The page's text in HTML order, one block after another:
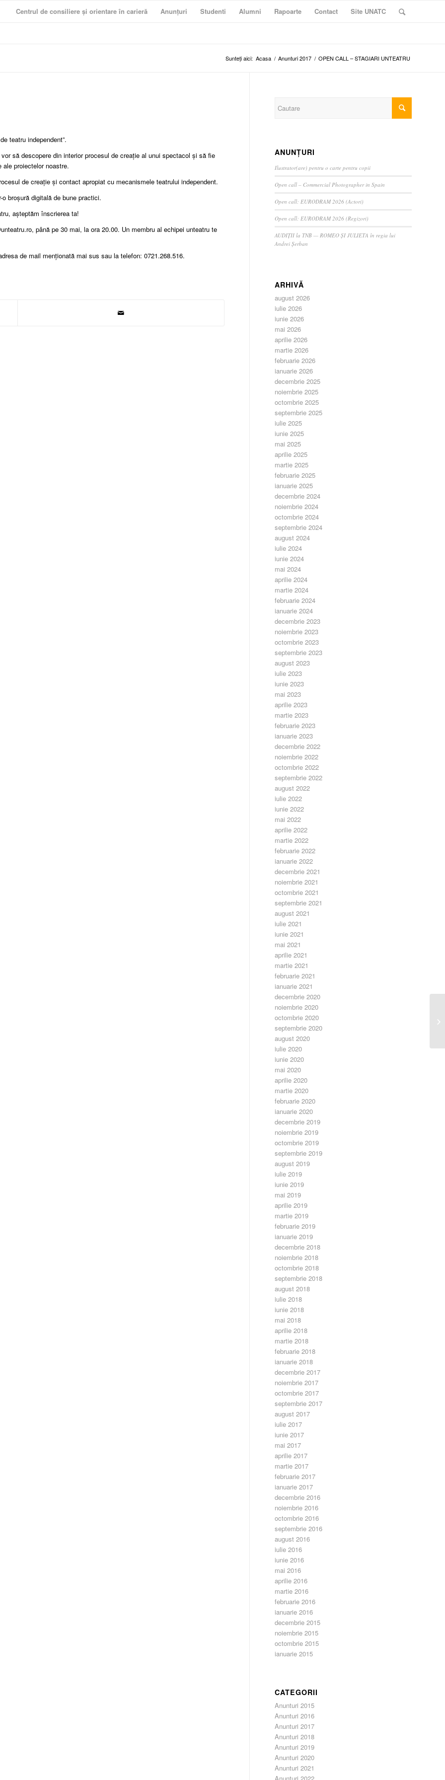
Centrul de consiliere și orientare în carieră Anunțuri Studenti Alumni Rapoarte Contact Site UNATC
Sunteți aici: Acasa / Anunturi 2017 / OPEN CALL – STAGIARI UNTEATRU
teatru independent”.
să descopere din interior procesul de creație al unui spectacol și să fie
proiectelor noastre.
de creație și contact apropiat cu mecanismele teatrului independent.
broșură digitală de bune practici.
așteptăm înscrierea ta!
până pe 30 mai, la ora 20.00. Un membru al echipei unteatru te
de mail menționată mai sus sau la telefon: 0721.268.516.
ANUNȚURI
Ilustrator(are) pentru o carte pentru copii
Open call – Commercial Photographer in Spain
Open call: EURODRAM 2026 (Actori)
Open call: EURODRAM 2026 (Regizori)
AUDIȚII la TNB — ROMEO ȘI JULIETA în regia lui
Andrei Șerban
ARHIVĂ
august 2026
iulie 2026
iunie 2026
mai 2026
aprilie 2026
martie 2026
februarie 2026
ianuarie 2026
decembrie 2025
noiembrie 2025
octombrie 2025
septembrie 2025
iulie 2025
iunie 2025
mai 2025
aprilie 2025
martie 2025
februarie 2025
ianuarie 2025
decembrie 2024
noiembrie 2024
octombrie 2024
septembrie 2024
august 2024
iulie 2024
iunie 2024
mai 2024
aprilie 2024
martie 2024
februarie 2024
ianuarie 2024
decembrie 2023
noiembrie 2023
octombrie 2023
septembrie 2023
august 2023
iulie 2023
iunie 2023
mai 2023
aprilie 2023
martie 2023
februarie 2023
ianuarie 2023
decembrie 2022
noiembrie 2022
octombrie 2022
septembrie 2022
august 2022
iulie 2022
iunie 2022
mai 2022
aprilie 2022
martie 2022
februarie 2022
ianuarie 2022
decembrie 2021
noiembrie 2021
octombrie 2021
septembrie 2021
august 2021
iulie 2021
iunie 2021
mai 2021
aprilie 2021
martie 2021
februarie 2021
ianuarie 2021
decembrie 2020
noiembrie 2020
octombrie 2020
septembrie 2020
august 2020
iulie 2020
iunie 2020
mai 2020
aprilie 2020
martie 2020
februarie 2020
ianuarie 2020
decembrie 2019
noiembrie 2019
octombrie 2019
septembrie 2019
august 2019
iulie 2019
iunie 2019
mai 2019
aprilie 2019
martie 2019
februarie 2019
ianuarie 2019
decembrie 2018
noiembrie 2018
octombrie 2018
septembrie 2018
august 2018
iulie 2018
iunie 2018
mai 2018
aprilie 2018
martie 2018
februarie 2018
ianuarie 2018
decembrie 2017
noiembrie 2017
octombrie 2017
septembrie 2017
august 2017
iulie 2017
iunie 2017
mai 2017
aprilie 2017
martie 2017
februarie 2017
ianuarie 2017
decembrie 2016
noiembrie 2016
octombrie 2016
septembrie 2016
august 2016
iulie 2016
iunie 2016
mai 2016
aprilie 2016
martie 2016
februarie 2016
ianuarie 2016
decembrie 2015
noiembrie 2015
octombrie 2015
ianuarie 2015
CATEGORII
Anunturi 2015
Anunturi 2016
Anunturi 2017
Anunturi 2018
Anunturi 2019
Anunturi 2020
Anunturi 2021